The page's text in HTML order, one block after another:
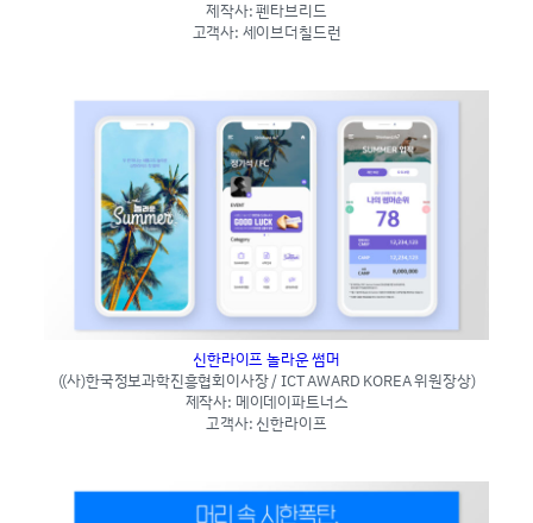
제작사: 펜타브리드
고객사: 세이브더칠드런
신한라이프 놀라운 썸머
((사)한국정보과학진흥협회이사장 / ICT AWARD KOREA 위원장상)
제작사: 메이데이파트너스
고객사: 신한라이프